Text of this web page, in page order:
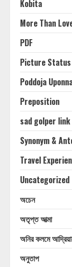
Kobita
More Than
PDF
Picture Status
Poddoja
Preposition
sad golper link
Synonym &
Travel
Uncategorized
অচেন
অতৃপ্ত আত্মা
অনির কলমে
অনুতাপ